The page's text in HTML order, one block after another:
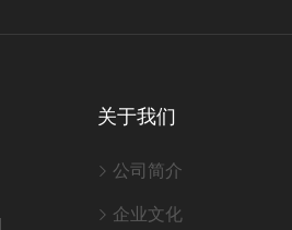
关于我们
公司简介
企业文化